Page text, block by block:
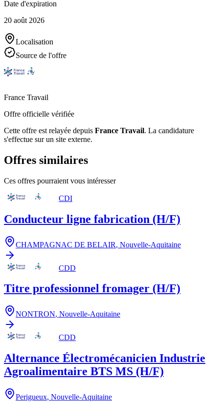
Date d'expiration
20 août 2026
Localisation
Source de l'offre
France Travail
Offre officielle vérifiée
Cette offre est relayée depuis France Travail. La candidature
s'effectue sur un site externe.
Offres similaires
Ces offres pourraient vous intéresser
CDI
Conducteur ligne fabrication (H/F)
CHAMPAGNAC DE BELAIR, Nouvelle-Aquitaine
CDD
Titre professionnel fromager (H/F)
NONTRON, Nouvelle-Aquitaine
CDD
Alternance Électromécanicien Industrie
Agroalimentaire BTS MS (H/F)
Perigueux, Nouvelle-Aquitaine